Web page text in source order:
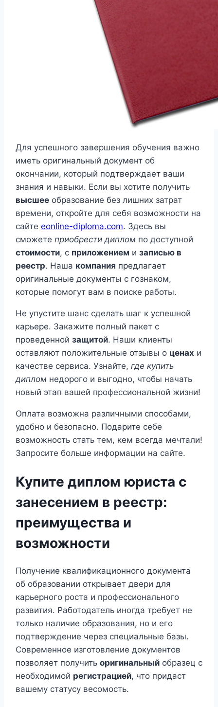
Для успешного завершения обучения важно
иметь оригинальный документ об
окончании, который подтверждает ваши
знания и навыки. Если вы хотите получить
высшее образование без лишних затрат
времени, откройте для себя возможности на
сайте eonline-diploma.com. Здесь вы
сможете приобрести диплом по доступной
стоимости, с приложением и записью в
реестр. Наша компания предлагает
оригинальные документы с гознаком,
которые помогут вам в поиске работы.
Не упустите шанс сделать шаг к успешной
карьере. Закажите полный пакет с
проведенной защитой. Наши клиенты
оставляют положительные отзывы о ценах и
качестве сервиса. Узнайте, где купить
диплом недорого и выгодно, чтобы начать
новый этап вашей профессиональной жизни!
Оплата возможна различными способами,
удобно и безопасно. Подарите себе
возможность стать тем, кем всегда мечтали!
Запросите больше информации на сайте.
Купите диплом юриста с
занесением в реестр:
преимущества и
возможности
Получение квалификационного документа
об образовании открывает двери для
карьерного роста и профессионального
развития. Работодатель иногда требует не
только наличие образования, но и его
подтверждение через специальные базы.
Современное изготовление документов
позволяет получить оригинальный образец с
необходимой регистрацией, что придаст
вашему статусу весомость.